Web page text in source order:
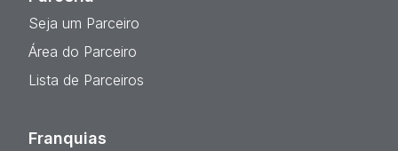
Seja um Parceiro
Área do Parceiro
Lista de Parceiros
Franquias